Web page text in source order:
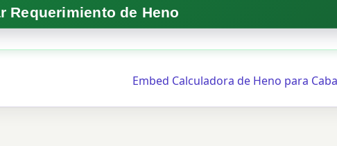
Embed Calculadora de Heno para